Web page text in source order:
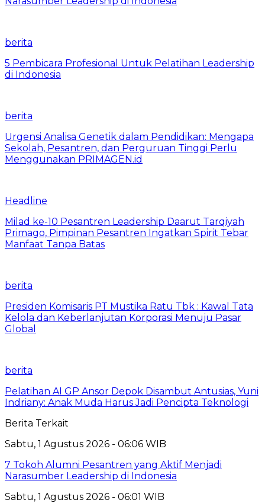
berita
5 Pembicara Profesional Untuk Pelatihan Leadership
di Indonesia
berita
Urgensi Analisa Genetik dalam Pendidikan: Mengapa
Sekolah, Pesantren, dan Perguruan Tinggi Perlu
Menggunakan PRIMAGEN.id
Headline
Milad ke-10 Pesantren Leadership Daarut Tarqiyah
Primago, Pimpinan Pesantren Ingatkan Spirit Tebar
Manfaat Tanpa Batas
berita
Presiden Komisaris PT Mustika Ratu Tbk : Kawal Tata
Kelola dan Keberlanjutan Korporasi Menuju Pasar
Global
berita
Pelatihan AI GP Ansor Depok Disambut Antusias, Yuni
Indriany: Anak Muda Harus Jadi Pencipta Teknologi
Berita Terkait
Sabtu, 1 Agustus 2026 - 06:06 WIB
7 Tokoh Alumni Pesantren yang Aktif Menjadi
Narasumber Leadership di Indonesia
Sabtu, 1 Agustus 2026 - 06:01 WIB